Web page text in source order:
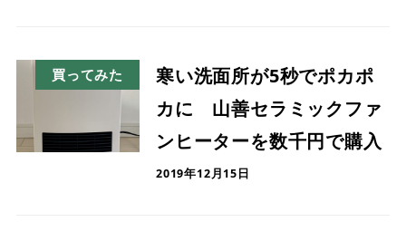
買ってみた
寒い洗面所が5秒でポカポ
カに 山善セラミックファ
ンヒーターを数千円で購入
2019年12月15日